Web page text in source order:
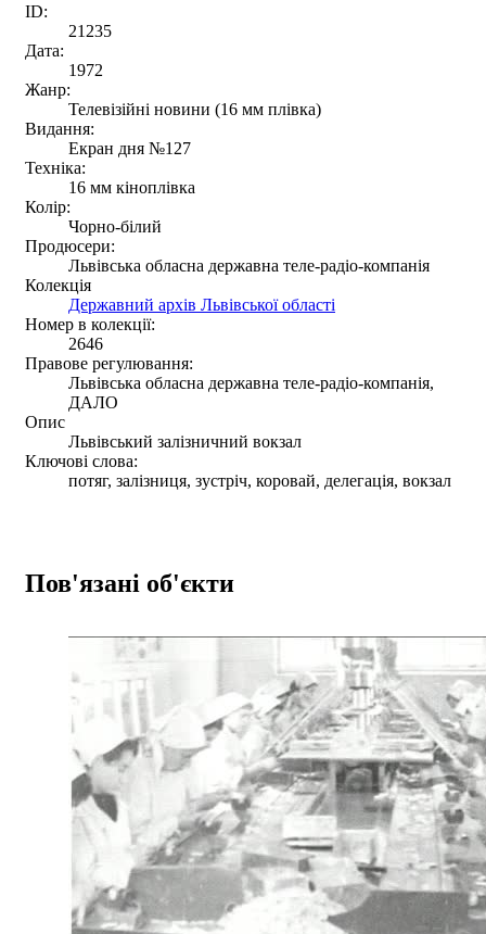
ID:
21235
Дата:
1972
Жанр:
Телевізійні новини (16 мм плівка)
Видання:
Екран дня №127
Техніка:
16 мм кіноплівка
Колір:
Чорно-білий
Продюсери:
Львівська обласна державна теле-радіо-компанія
Колекція
Державний архів Львівської області
Номер в колекції:
2646
Правове регулювання:
Львівська обласна державна теле-радіо-компанія,
ДАЛО
Опис
Львівський залізничний вокзал
Ключові слова:
потяг, залізниця, зустріч, коровай, делегація, вокзал
Пов'язані об'єкти